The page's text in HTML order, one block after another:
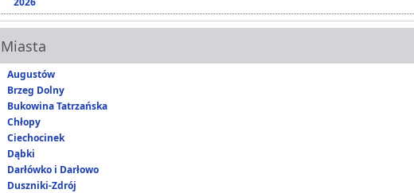
Miasta
Augustów
Brzeg Dolny
Bukowina Tatrzańska
Chłopy
Ciechocinek
Dąbki
Darłówko i Darłowo
Duszniki-Zdrój